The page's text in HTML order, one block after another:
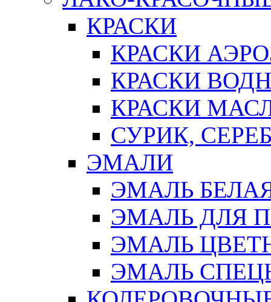
КРАСКИ
КРАСКИ
КРАСКИ
КРАСКИ
СУРИК,
ЭМАЛИ
ЭМАЛЬ
ЭМАЛЬ ДЛЯ
ЭМАЛЬ
ЭМАЛЬ